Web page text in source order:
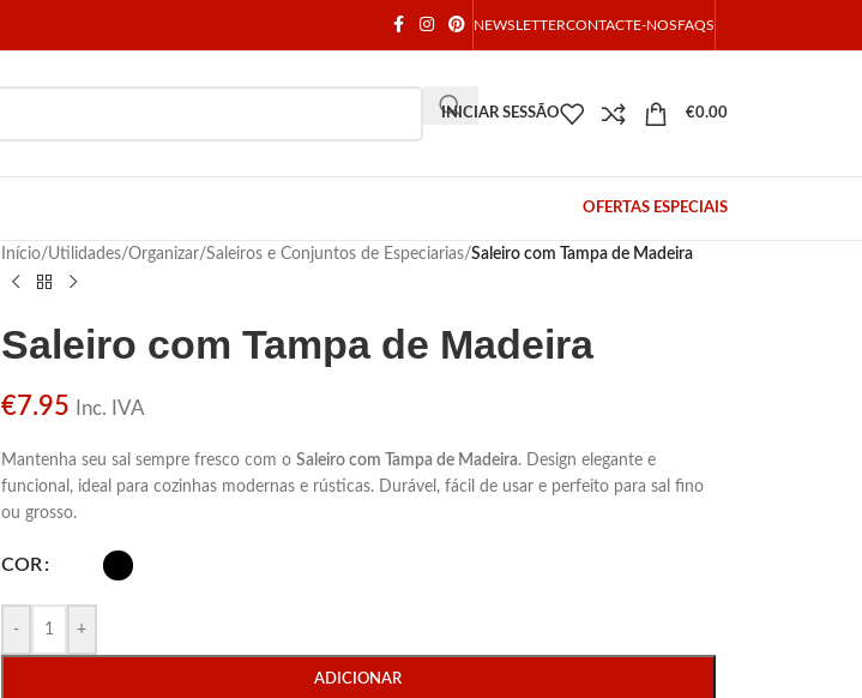
NEWSLETTERCONTACTE-NOSFAQS
INICIAR SESSÃO €0.00
OFERTAS ESPECIAIS
Início/Utilidades/Organizar/Saleiros e Conjuntos de Especiarias/Saleiro com Tampa de Madeira
Saleiro com Tampa de Madeira
€7.95 Inc. IVA
Mantenha seu sal sempre fresco com o Saleiro com Tampa de Madeira. Design elegante e
funcional, ideal para cozinhas modernas e rústicas. Durável, fácil de usar e perfeito para sal fino
ou grosso.
COR
- +
ADICIONAR